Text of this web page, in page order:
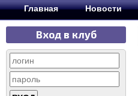
Главная Новости
Вход в клуб